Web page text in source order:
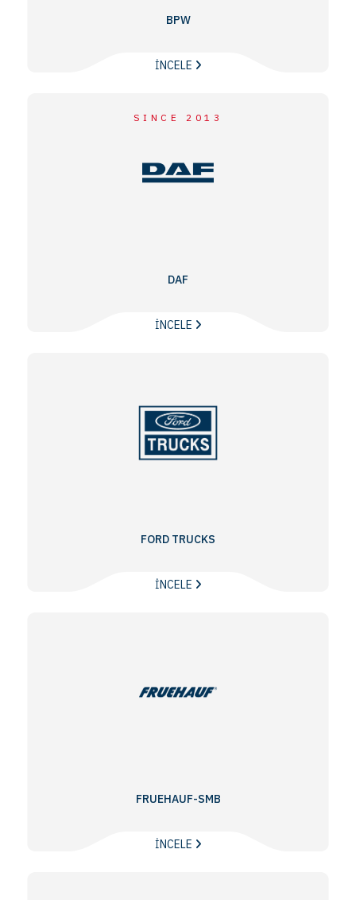
SINCE 2013
BPW
İNCELE
DAF
İNCELE
FORD TRUCKS
İNCELE
FRUEHAUF-SMB
İNCELE